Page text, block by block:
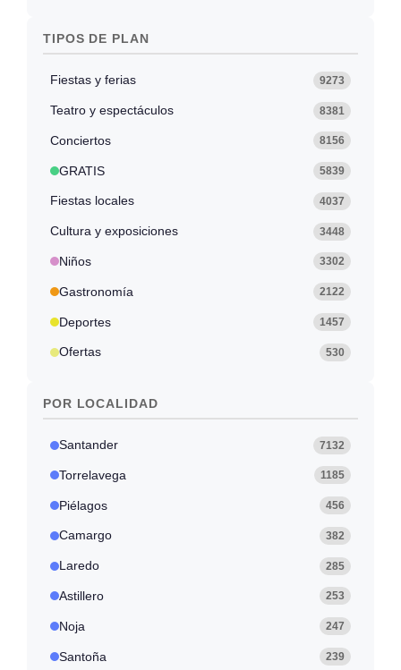
TIPOS DE PLAN
Fiestas y ferias 9273
Teatro y espectáculos 8381
Conciertos 8156
GRATIS 5839
Fiestas locales 4037
Cultura y exposiciones 3448
Niños 3302
Gastronomía 2122
Deportes 1457
Ofertas 530
POR LOCALIDAD
Santander 7132
Torrelavega 1185
Piélagos 456
Camargo 382
Laredo 285
Astillero 253
Noja 247
Santoña 239